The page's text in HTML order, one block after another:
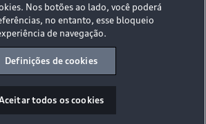
Nos botões ao lado, você poderá
no entanto, esse bloqueio
de navegação.
Definições de cookies
todos os cookies